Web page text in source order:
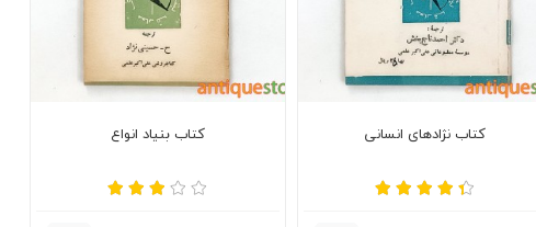
کتاب نژادهای انسانی کتاب بنیاد انواع